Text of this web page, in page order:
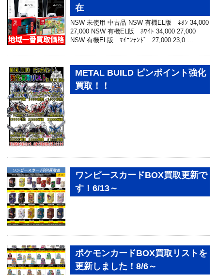
在
NSW 未使用 中古品 NSW 有機EL版 ﾈｵﾝ 34,000
27,000 NSW 有機EL版 ﾎﾜｲﾄ 34,000 27,000
NSW 有機EL版 ﾏｲﾆﾝﾃﾝﾄﾞｰ 27,000 23,0 …
METAL BUILD ピンポイント強化
買取！！
ワンピースカードBOX買取更新で
す！6/13～
ポケモンカードBOX買取リストを
更新しました！8/6～